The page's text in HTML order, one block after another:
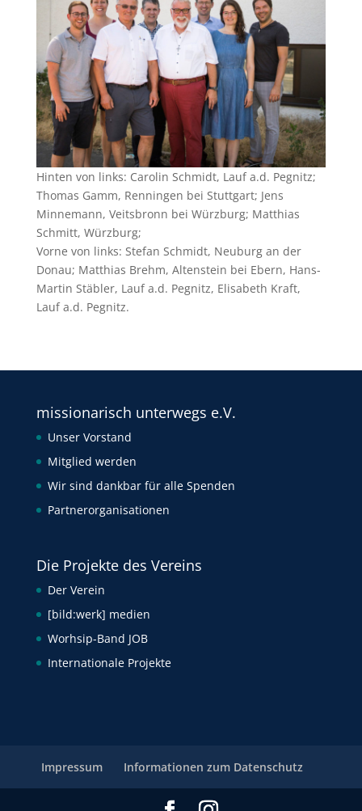
Hinten von links: Carolin Schmidt, Lauf a.d. Pegnitz;
Thomas Gamm, Renningen bei Stuttgart; Jens
Minnemann, Veitsbronn bei Würzburg; Matthias
Schmitt, Würzburg;
Vorne von links: Stefan Schmidt, Neuburg an der
Donau; Matthias Brehm, Altenstein bei Ebern, Hans-
Martin Stäbler, Lauf a.d. Pegnitz, Elisabeth Kraft,
Lauf a.d. Pegnitz.
missionarisch unterwegs e.V.
Unser Vorstand
Mitglied werden
Wir sind dankbar für alle Spenden
Partnerorganisationen
Die Projekte des Vereins
Der Verein
[bild:werk] medien
Worhsip-Band JOB
Internationale Projekte
Impressum Informationen zum Datenschutz